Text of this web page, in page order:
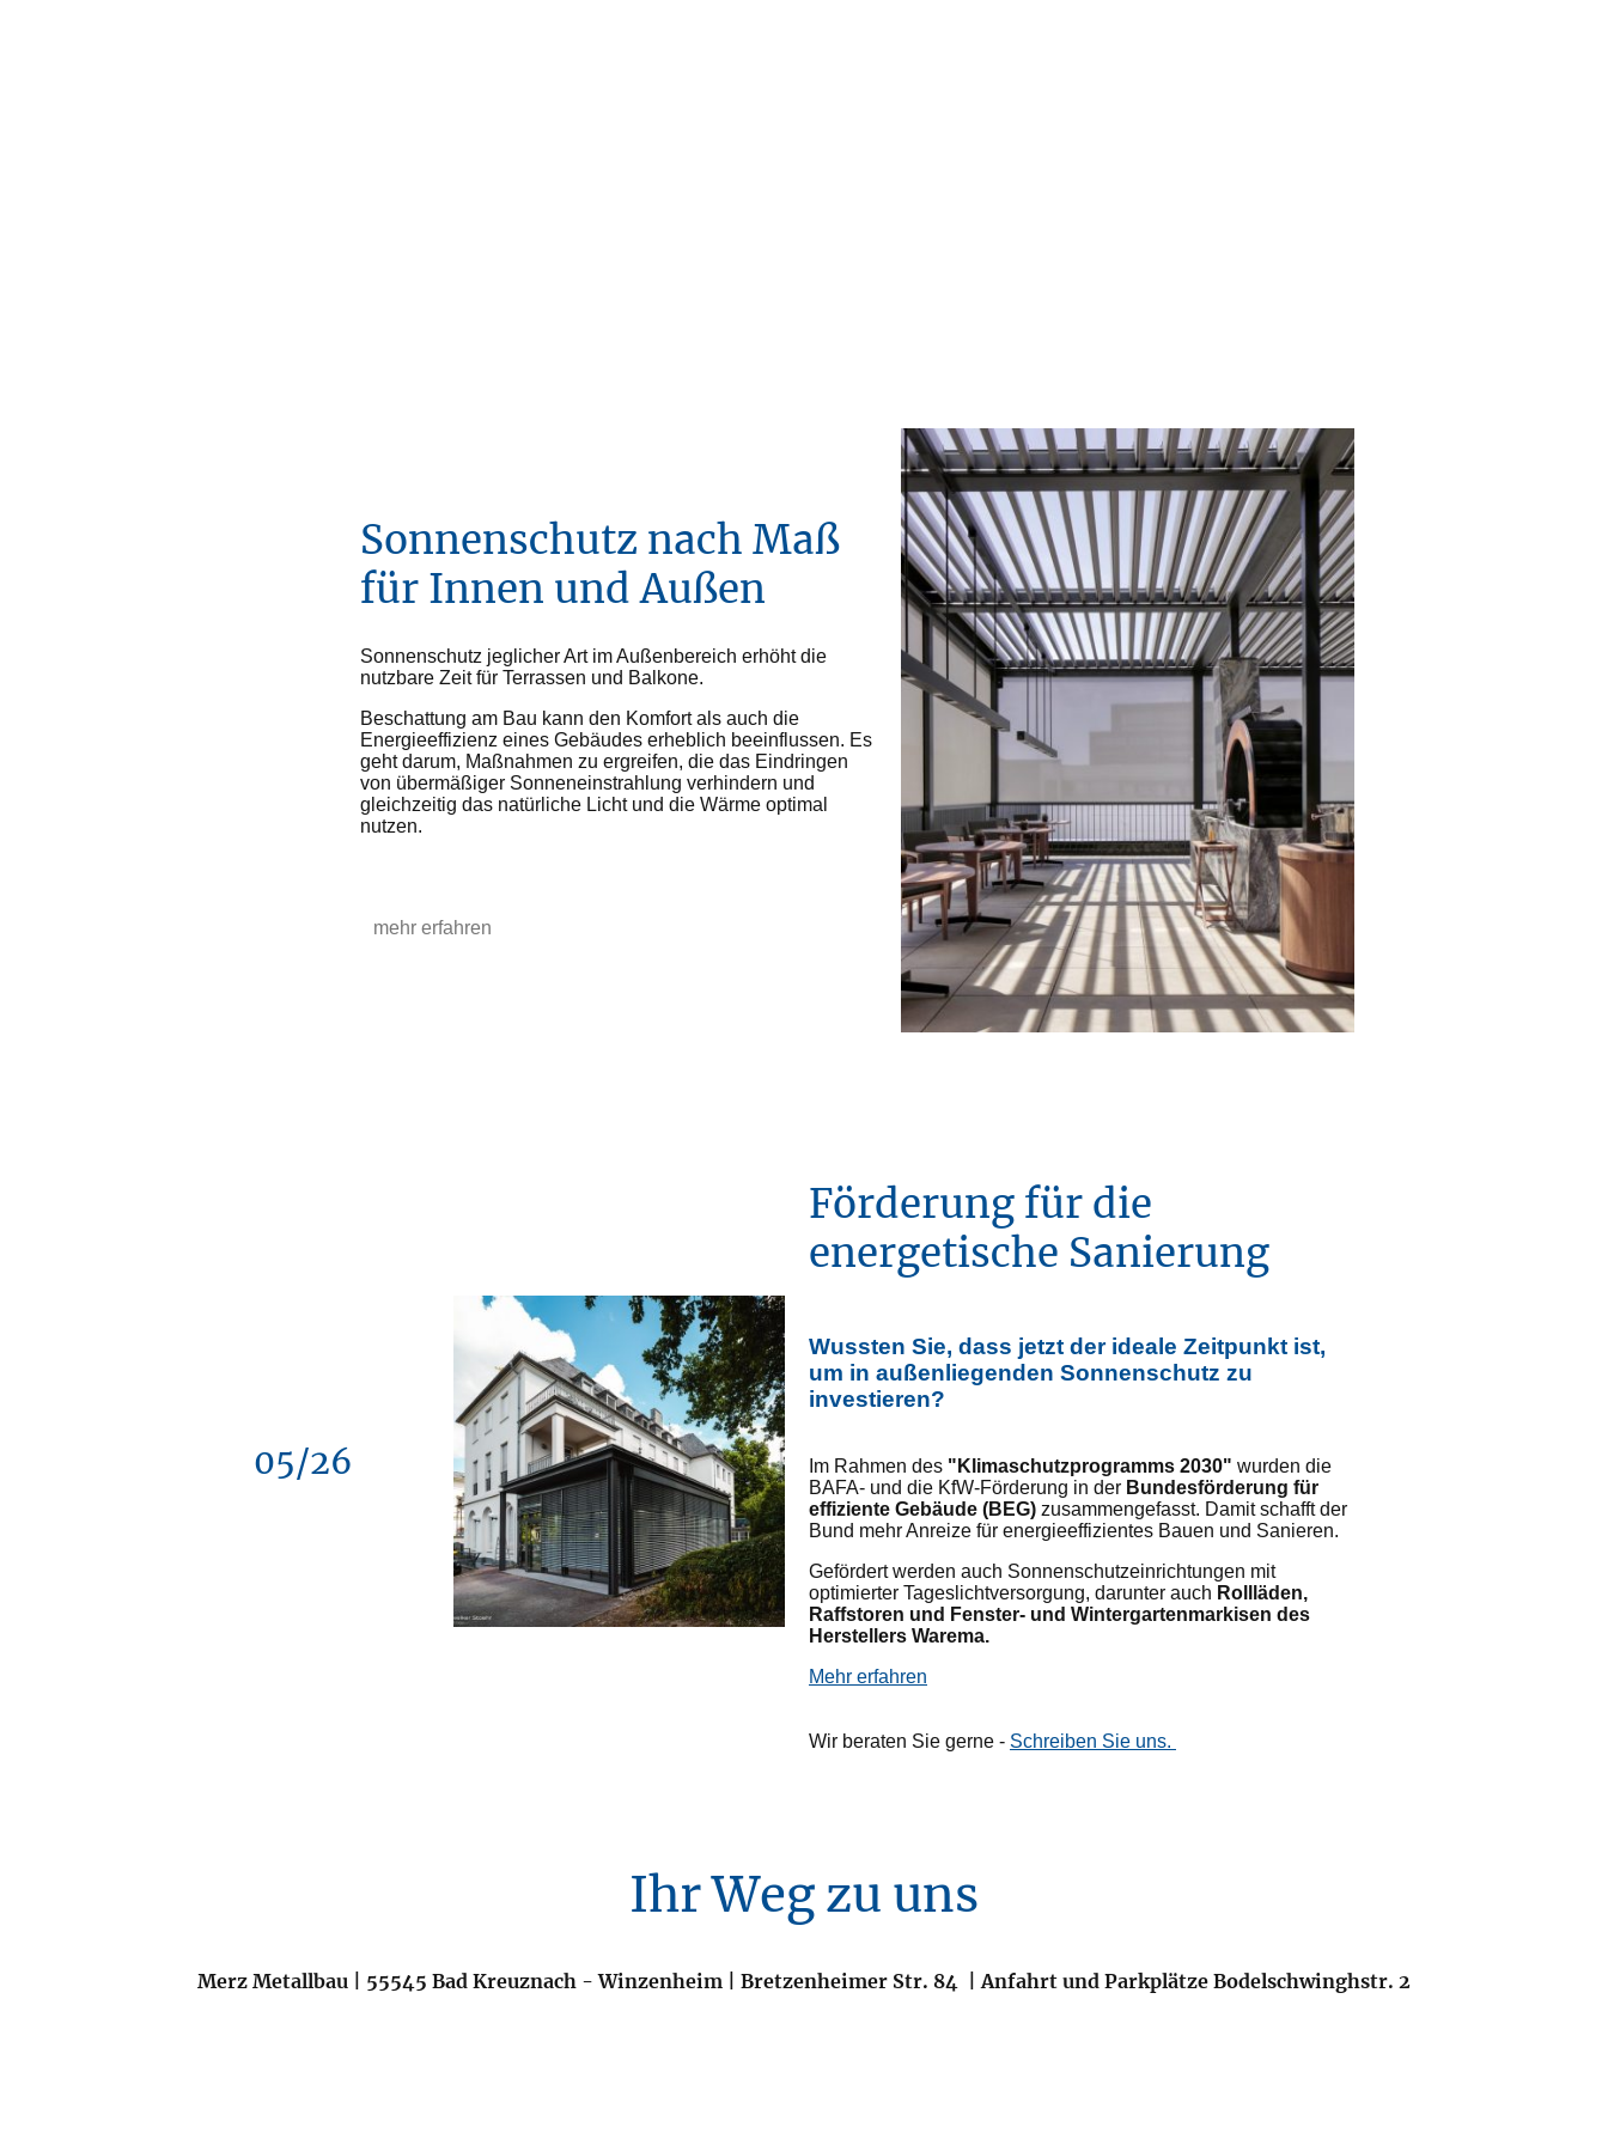
Sonnenschutz nach Maß
für Innen und Außen
Sonnenschutz jeglicher Art im Außenbereich erhöht die
nutzbare Zeit für Terrassen und Balkone.
Beschattung am Bau kann den Komfort als auch die
Energieeffizienz eines Gebäudes erheblich beeinflussen. Es
geht darum, Maßnahmen zu ergreifen, die das Eindringen
von übermäßiger Sonneneinstrahlung verhindern und
gleichzeitig das natürliche Licht und die Wärme optimal
nutzen.
mehr erfahren
05/26
Förderung für die
energetische Sanierung
Wussten Sie, dass jetzt der ideale Zeitpunkt ist,
um in außenliegenden Sonnenschutz zu
investieren?
Im Rahmen des "Klimaschutzprogramms 2030" wurden die
BAFA- und die KfW-Förderung in der Bundesförderung für
effiziente Gebäude (BEG)zusammengefasst. Damit schafft der
Bund mehr Anreize für energieeffizientes Bauen und Sanieren.
Gefördert werden auch Sonnenschutzeinrichtungen mit
optimierter Tageslichtversorgung, darunter auch Rollläden,
Raffstoren und Fenster- und Wintergartenmarkisen des
Herstellers Warema.
Mehr erfahren
Wir beraten Sie gerne - Schreiben Sie uns.
Ihr Weg zu uns
Merz Metallbau | 55545 Bad Kreuznach - Winzenheim | Bretzenheimer Str. 84 | Anfahrt und Parkplätze Bodelschwinghstr. 2